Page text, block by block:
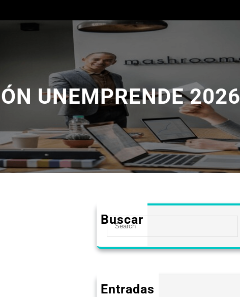
UNEMPRENDE 2026
Buscar
Entradas